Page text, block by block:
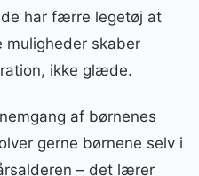
de har færre legetøj at
muligheder skaber
ikke glæde.
af børnenes
gerne børnene selv i
– det lærer